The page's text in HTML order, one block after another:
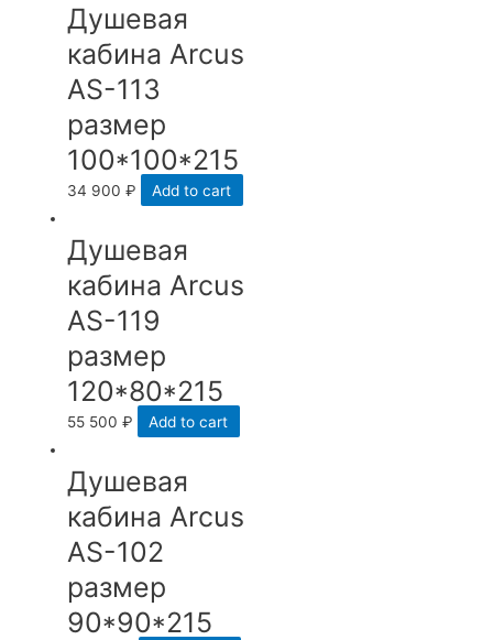
Душевая
кабина Arcus
AS-113
размер
100*100*215
34 900₽ Add to cart
Душевая
кабина Arcus
AS-119
размер
120*80*215
55 500₽ Add to cart
Душевая
кабина Arcus
AS-102
размер
90*90*215